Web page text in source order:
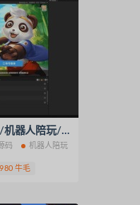
多多来了棋牌娱乐源码/机器人陪玩/后台控制
码 机器人陪玩
牛毛